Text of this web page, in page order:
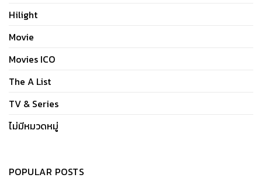
Hilight
Movie
Movies ICO
The A List
TV & Series
ไม่มีหมวดหมู่
POPULAR POSTS